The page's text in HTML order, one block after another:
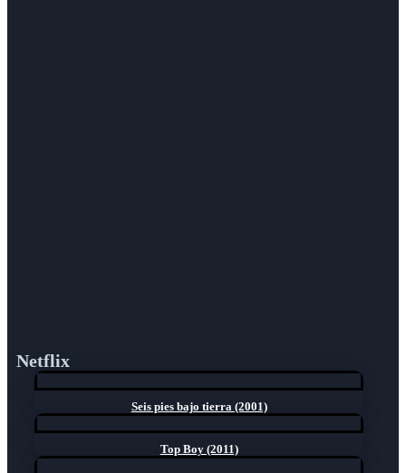
Netflix
Seis pies bajo tierra (2001)
Top Boy (2011)